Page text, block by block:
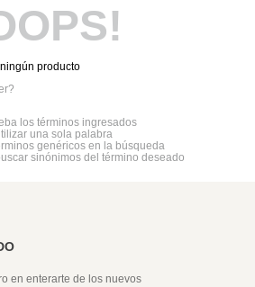
producto
los términos ingresados
una sola palabra
genéricos en la búsqueda
sinónimos del término deseado
en enterarte de los nuevos